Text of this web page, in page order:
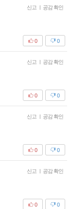
신고 공감 확인
0
0
신고 공감 확인
0
0
신고 공감 확인
0
0
신고 공감 확인
0
0